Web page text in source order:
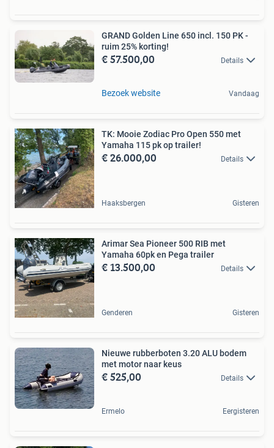
GRAND Golden Line 650 incl. 150 PK -
ruim 25% korting!
€ 57.500,00 Details
Bezoek website Vandaag
TK: Mooie Zodiac Pro Open 550 met
Yamaha 115 pk op trailer!
€ 26.000,00 Details
Haaksbergen Gisteren
Arimar Sea Pioneer 500 RIB met
Yamaha 60pk en Pega trailer
€ 13.500,00 Details
Genderen Gisteren
Nieuwe rubberboten 3.20 ALU bodem
met motor naar keus
€ 525,00 Details
Ermelo Eergisteren